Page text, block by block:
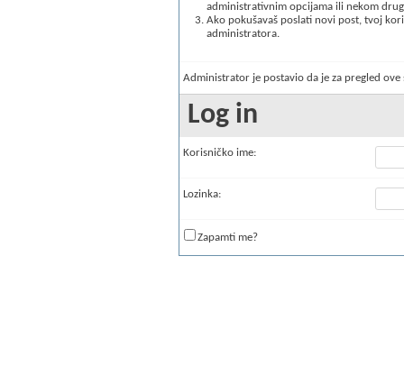
administrativnim opcijama ili nekom
Ako pokušavaš poslati novi post, tvoj
administratora.
Administrator je postavio da je za pregled
Log in
Korisničko ime:
Lozinka:
Zapamti me?